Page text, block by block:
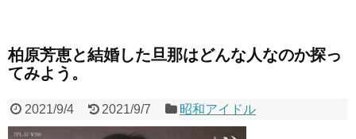
柏原芳恵と結婚した旦那はどんな人なのか探っ
てみよう。
2021/9/4 2021/9/7 昭和アイドル